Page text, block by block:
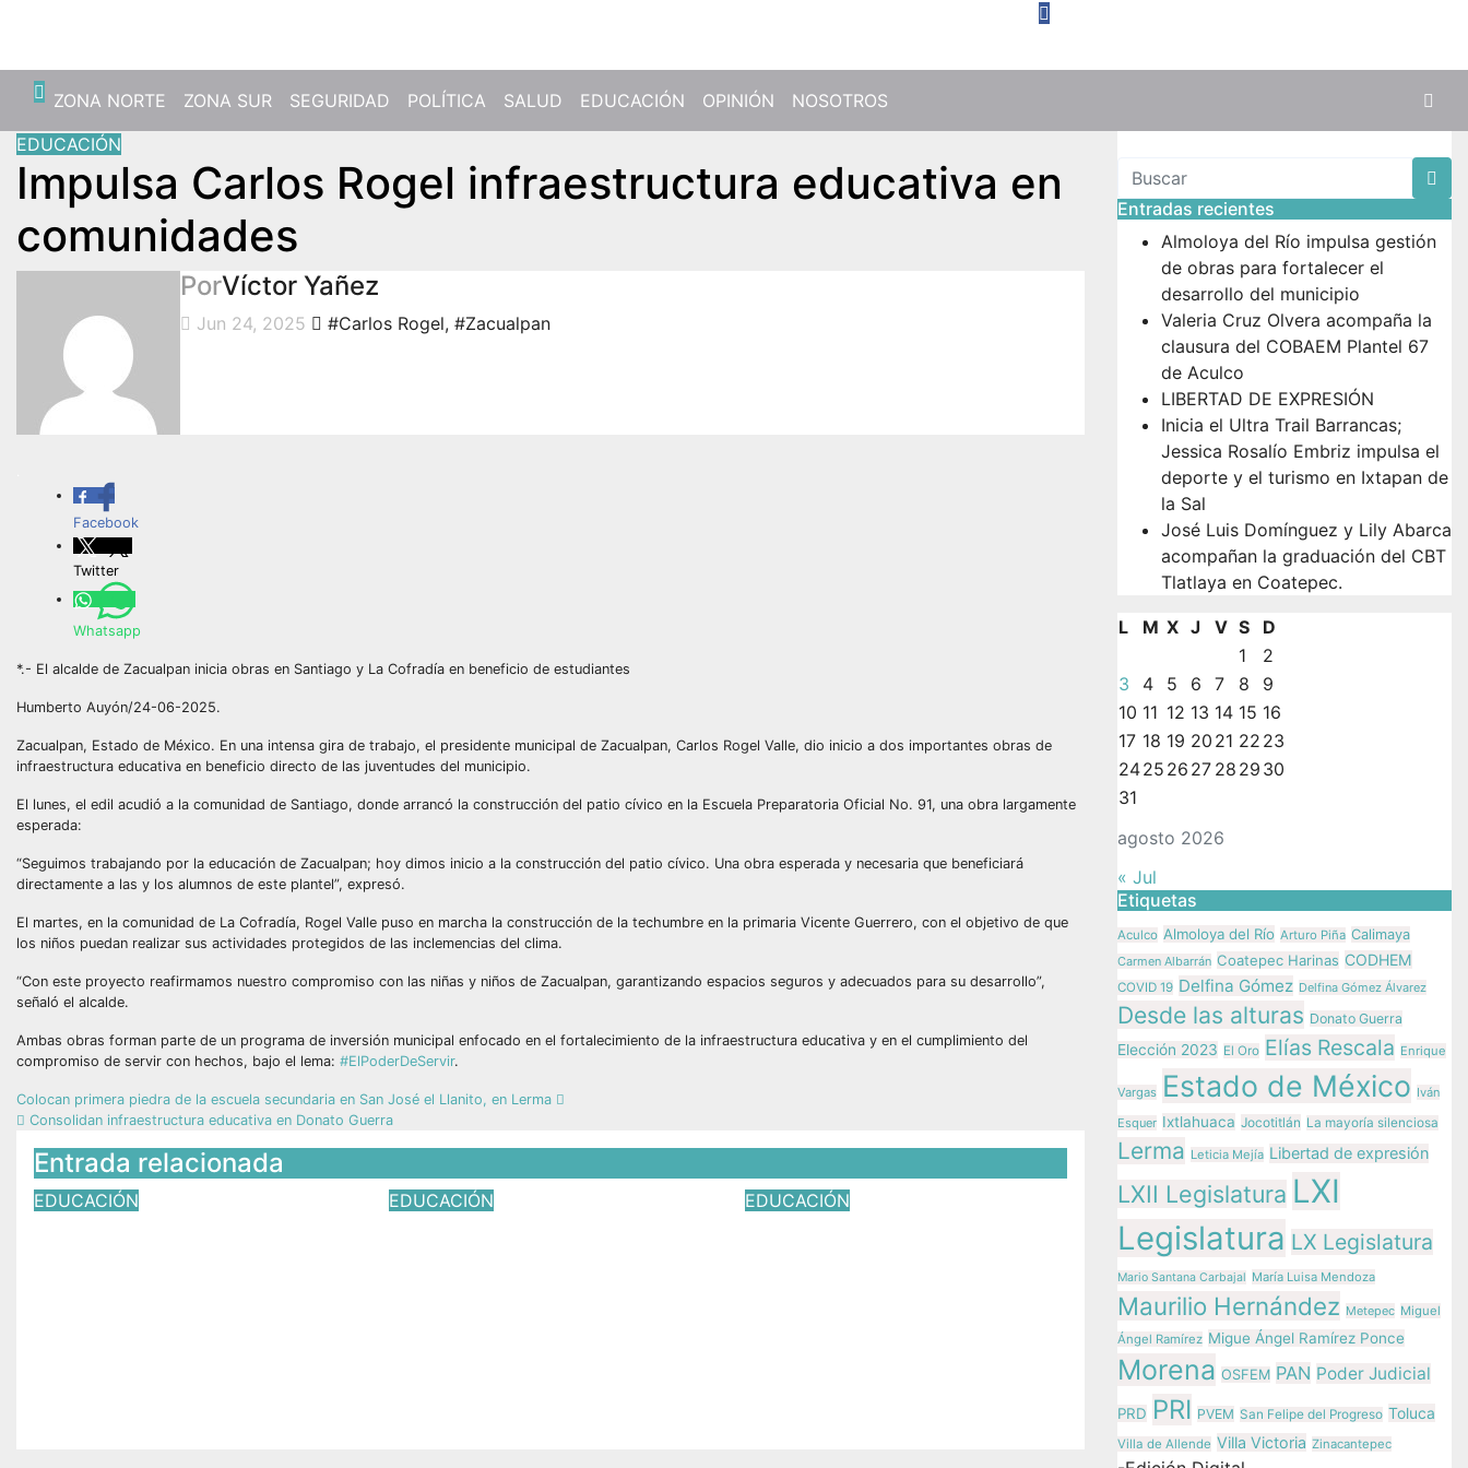
ZONA NORTE ZONA SUR SEGURIDAD POLÍTICA SALUD EDUCACIÓN OPINIÓN
NOSOTROS
EDUCACIÓN
Impulsa Carlos Rogel infraestructura educativa en
comunidades
PorVíctor Yañez
Jun 24, 2025 #Carlos Rogel, #Zacualpan
Facebook
Twitter
Whatsapp
*.- El alcalde de Zacualpan inicia obras en Santiago y La Cofradía en beneficio de estudiantes
Humberto Auyón/24-06-2025.
Zacualpan, Estado de México. En una intensa gira de trabajo, el presidente municipal de Zacualpan, Carlos Rogel Valle, dio inicio a dos importantes obras de
infraestructura educativa en beneficio directo de las juventudes del municipio.
El lunes, el edil acudió a la comunidad de Santiago, donde arrancó la construcción del patio cívico en la Escuela Preparatoria Oficial No. 91, una obra largamente
esperada:
“Seguimos trabajando por la educación de Zacualpan; hoy dimos inicio a la construcción del patio cívico. Una obra esperada y necesaria que beneficiará
directamente a las y los alumnos de este plantel”, expresó.
El martes, en la comunidad de La Cofradía, Rogel Valle puso en marcha la construcción de la techumbre en la primaria Vicente Guerrero, con el objetivo de que
los niños puedan realizar sus actividades protegidos de las inclemencias del clima.
“Con este proyecto reafirmamos nuestro compromiso con las niñas y niños de Zacualpan, garantizando espacios seguros y adecuados para su desarrollo”,
señaló el alcalde.
Ambas obras forman parte de un programa de inversión municipal enfocado en el fortalecimiento de la infraestructura educativa y en el cumplimiento del
compromiso de servir con hechos, bajo el lema: #ElPoderDeServir.
Colocan primera piedra de la escuela secundaria en San José el Llanito, en Lerma
Consolidan infraestructura educativa en Donato Guerra
Entrada relacionada
EDUCACIÓN EDUCACIÓN EDUCACIÓN
Entradas recientes
Almoloya del Río impulsa gestión
de obras para fortalecer el
desarrollo del municipio
Valeria Cruz Olvera acompaña la
clausura del COBAEM Plantel 67
de Aculco
LIBERTAD DE EXPRESIÓN
Inicia el Ultra Trail Barrancas;
Jessica Rosalío Embriz impulsa el
deporte y el turismo en Ixtapan de
la Sal
José Luis Domínguez y Lily Abarca
acompañan la graduación del CBT
Tlatlaya en Coatepec.
agosto 2026
L M X J V S
D
1
2
3
4 5 6 7 8
9
10 11 12 13 14 15 16
17 18 19 20 21 22 23
2425 26 27 28 29 30
31
« Jul
Etiquetas
Aculco Almoloya del Río Arturo Piña Calimaya
Carmen Albarrán Coatepec Harinas CODHEM
COVID 19 Delfina Gómez Delfina Gómez Álvarez
Desde las alturas Donato Guerra
Elección 2023 El Oro Elías Rescala Enrique
Vargas Estado de México Iván
Esquer Ixtlahuaca Jocotitlán La mayoría silenciosa
Lerma Leticia Mejía Libertad de expresión
LXII Legislatura LXI
Legislatura LX Legislatura
Mario Santana Carbajal María Luisa Mendoza
Maurilio Hernández Metepec Miguel
Ángel Ramírez Migue Ángel Ramírez Ponce
Morena OSFEM PAN Poder Judicial
PRD PRI PVEM San Felipe del Progreso Toluca
Villa de Allende Villa Victoria Zinacantepec